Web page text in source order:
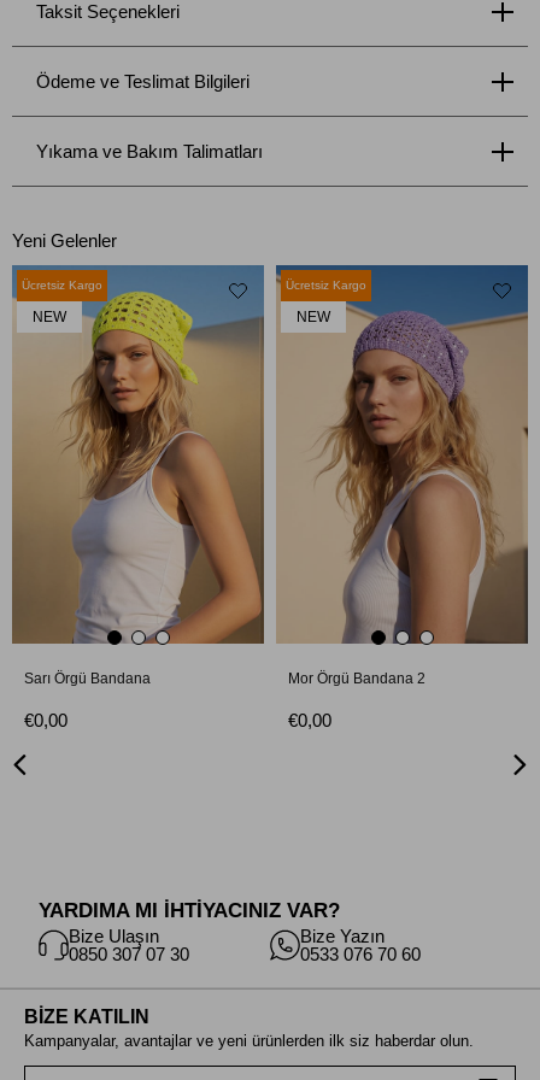
Taksit Seçenekleri
Ödeme ve Teslimat Bilgileri
Yıkama ve Bakım Talimatları
Yeni Gelenler
Sarı Örgü Bandana
€0,00
Ücretsiz Kargo
NEW
Mor Örgü Bandana 2
€0,00
Ücretsiz Kargo
NEW
YARDIMA MI İHTİYACINIZ VAR?
Bize Ulaşın
0850 307 07 30
Bize Yazın
0533 076 70 60
BİZE KATILIN
Kampanyalar, avantajlar ve yeni ürünlerden ilk siz haberdar olun.